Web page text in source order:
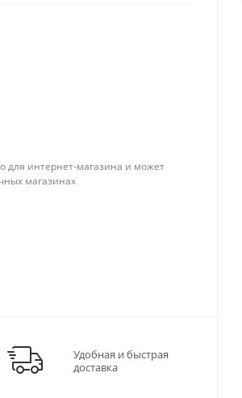
для интернет-магазина и может
магазинах
Удобная и быстрая
доставка